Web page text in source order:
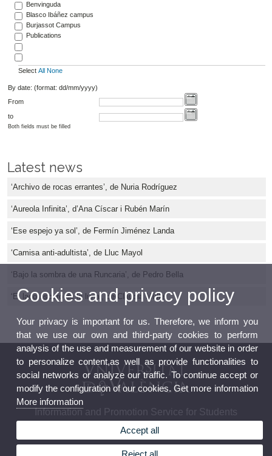
Benvinguda
Blasco Ibáñez campus
Burjassot Campus
Publications
Select All None
By date: (format: dd/mm/yyyy)
From
to
Both fields must be filled
Latest news
‘Archivo de rocas errantes’, de Nuria Rodríguez
‘Aureola Infinita’, d’Ana Císcar i Rubén Marín
‘Ese espejo ya sol’, de Fermín Jiménez Landa
‘Camisa anti-adultista’, de Lluc Mayol
‘Bajo la sombra de una Runcaria’, de Pedro Bella
‘El lado oscuro de la luna’, de Claudia Müller
Information and Promotion Service for Students
Cookies and privacy policy
Your privacy is important for us. Therefore, we inform you
that we use our own and third-party cookies to perform
analysis of the use and measurement of our website in order
to personalize content,as well as provide functionalities to
social networks or analyze our traffic. To continue accept or
modify the configuration of our cookies. Get more information
More information
Accept all
Reject all